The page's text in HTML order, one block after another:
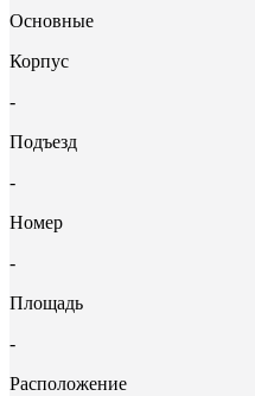
Основные
Корпус
-
Подъезд
-
Номер
-
Площадь
-
Расположение